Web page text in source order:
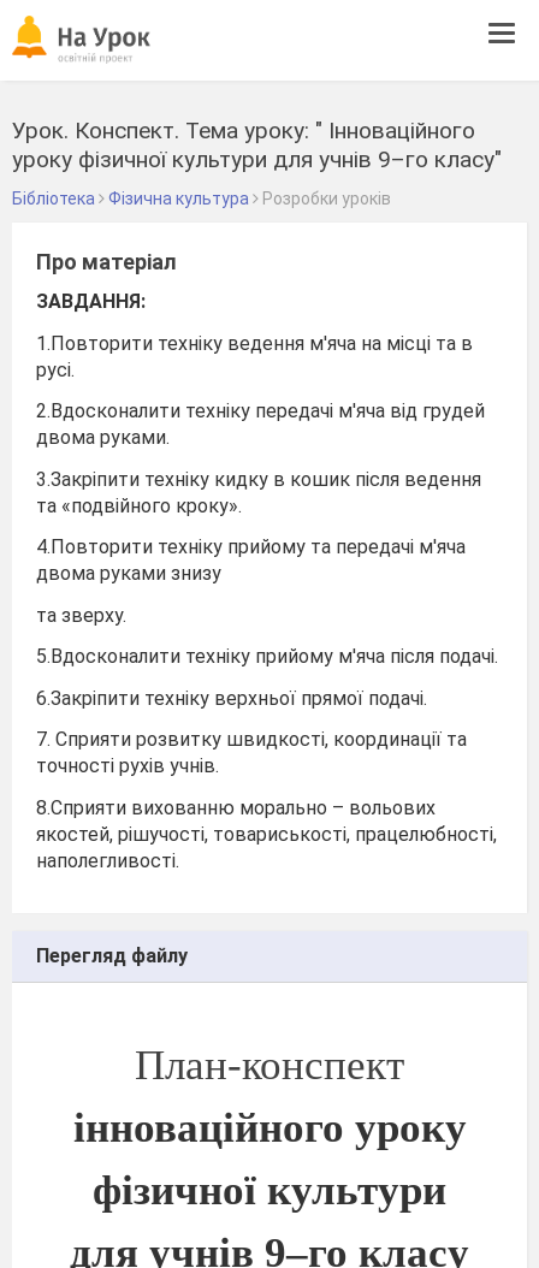
Урок. Конспект. Тема уроку: " Інноваційного
уроку фізичної культури для учнів 9–го класу"
Бібліотека Фізична культура Розробки уроків
Про матеріал
ЗАВДАННЯ:
1.Повторити техніку ведення м'яча на місці та в
русі.
2.Вдосконалити техніку передачі м'яча від грудей
двома руками.
3.Закріпити техніку кидку в кошик після ведення
та «подвійного кроку».
4.Повторити техніку прийому та передачі м'яча
двома руками знизу
та зверху.
5.Вдосконалити техніку прийому м'яча після подачі.
6.Закріпити техніку верхньої прямої подачі.
7. Сприяти розвитку швидкості, координації та
точності рухів учнів.
8.Сприяти вихованню морально – вольових
якостей, рішучості, товариськості, працелюбності,
наполегливості.
Перегляд файлу
План-конспект
інноваційного уроку
фізичної культури
для учнів 9–го класу